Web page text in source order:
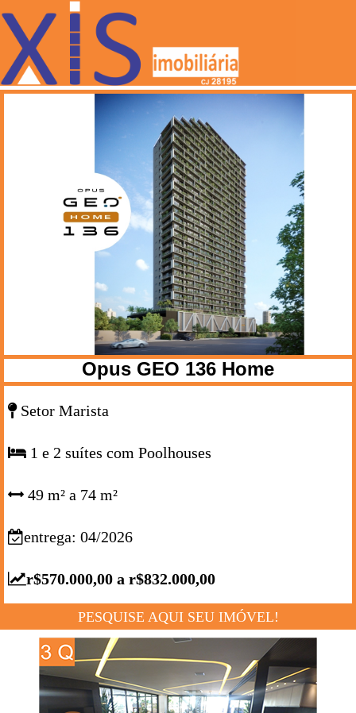
Opus GEO 136 Home
Setor Marista
1 e 2 suítes com Poolhouses
49 m² a 74 m²
entrega: 04/2026
r$570.000,00 a r$832.000,00
PESQUISE AQUI SEU IMÓVEL!